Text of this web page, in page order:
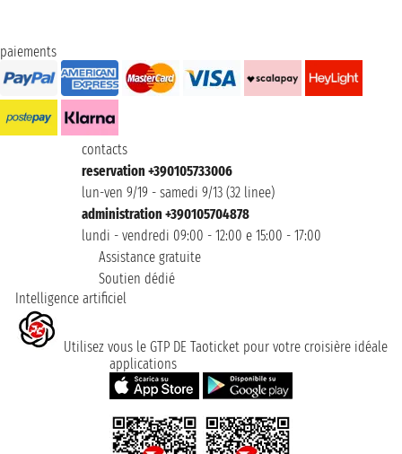
paiements
contacts
reservation +390105733006
lun-ven 9/19 - samedi 9/13 (32 linee)
administration +390105704878
lundi - vendredi 09:00 - 12:00 e 15:00 - 17:00
Assistance gratuite
Soutien dédié
Intelligence artificiel
Utilisez vous le GTP DE Taoticket pour votre croisière idéale
applications